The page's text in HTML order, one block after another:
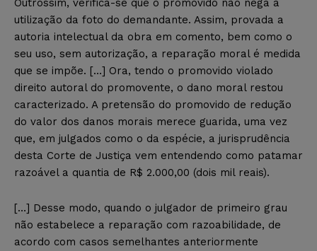
utilização da foto do demandante. Assim, provada a
autoria intelectual da obra em comento, bem como o
seu uso, sem autorização, a reparação moral é medida
que se impõe. […] Ora, tendo o promovido violado
direito autoral do promovente, o dano moral restou
caracterizado. A pretensão do promovido de redução
do valor dos danos morais merece guarida, uma vez
que, em julgados como o da espécie, a jurisprudência
desta Corte de Justiça vem entendendo como patamar
razoável a quantia de R$ 2.000,00 (dois mil reais).
[…] Desse modo, quando o julgador de primeiro grau
não estabelece a reparação com razoabilidade, de
acordo com casos semelhantes anteriormente